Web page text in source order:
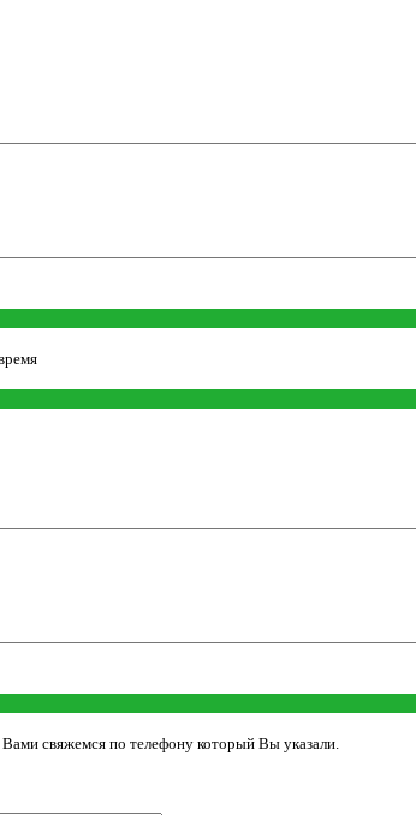
свяжемся по телефону который Вы указали.